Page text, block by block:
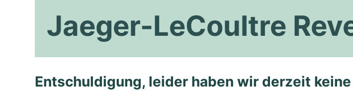
Jaeger-LeCoultre
Entschuldigung, leider haben wir derzeit